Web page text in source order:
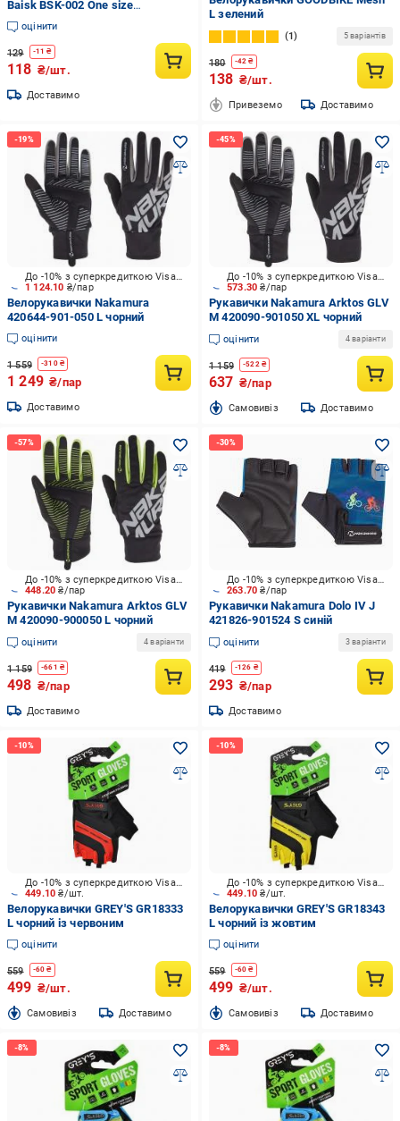
Baisk BSK-002 One size
Black/Blue (25441764)
оцінити
129 -11 ₴
118 ₴/шт.
Доставимо
L зелений
1 5 варіантів
180 -42 ₴
138 ₴/шт.
Привеземо Доставимо
1 124.10 ₴/пар
До -10% з суперкредиткою Visa Вигода
Велорукавички Nakamura
420644-901-050 L чорний
оцінити
1 559 -310₴
1 249 ₴/пар
Доставимо
573.30₴/пар
До -10% з суперкредиткою Visa Вигода
Рукавички Nakamura Arktos GLV
M 420090-901050 XL чорний
оцінити 4 варіанти
1 159 -522₴
637 ₴/пар
Cамовивіз Доставимо
448.20₴/пар
До -10% з суперкредиткою Visa Вигода
Рукавички Nakamura Arktos GLV
M 420090-900050 L чорний
оцінити 4 варіанти
1 159 -661 ₴
498 ₴/пар
Доставимо
263.70₴/пар
До -10% з суперкредиткою Visa Вигода
Рукавички Nakamura Dolo IV J
421826-901524 S синій
оцінити 3 варіанти
419 -126 ₴
293 ₴/пар
Доставимо
449.10₴/шт.
До -10% з суперкредиткою Visa Вигода
Велорукавички GREY'S GR18333
L чорний із червоним
оцінити
559 -60 ₴
499 ₴/шт.
Cамовивіз Доставимо
449.10₴/шт.
До -10% з суперкредиткою Visa Вигода
Велорукавички GREY'S GR18343
L чорний із жовтим
оцінити
559 -60 ₴
499 ₴/шт.
Cамовивіз Доставимо